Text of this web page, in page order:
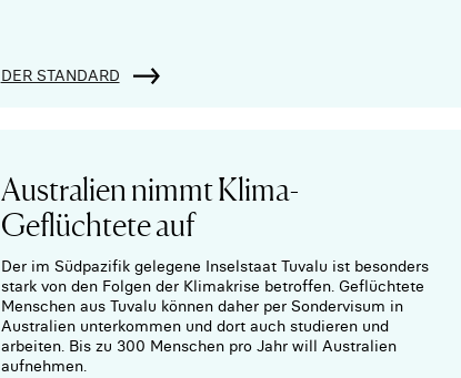
DER STANDARD
Australien nimmt Klima-
Geflüchtete auf
Der im Südpazifik gelegene Inselstaat Tuvalu ist besonders
stark von den Folgen der Klimakrise betroffen. Geflüchtete
Menschen aus Tuvalu können daher per Sondervisum in
Australien unterkommen und dort auch studieren und
arbeiten. Bis zu 300 Menschen pro Jahr will Australien
aufnehmen.